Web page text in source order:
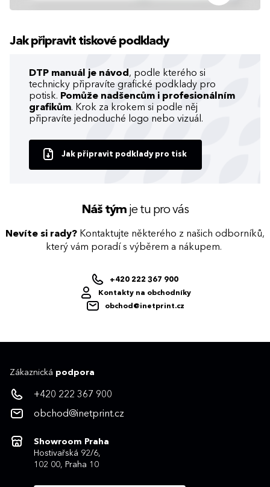
Jak připravit tiskové podklady
DTP manuál je návod , podle kterého si
technicky připravíte grafické podklady pro
potisk. Pomůže nadšencům i profesionálním
grafikům. Krok za krokem si podle něj
připravíte jednoduché logo nebo vizuál.
Jak připravit podklady pro tisk
Náš týmje tu pro vás
Nevíte si rady? Kontaktujte některého z našich odborníků,
který vám poradí s výběrem a nákupem.
+420 222 367 900
Kontakty na obchodníky
obchod@inetprint.cz
Zákaznická podpora
+420 222 367 900
obchod@inetprint.cz
Showroom Praha
Hostivařská 92/6,
102 00, Praha 10